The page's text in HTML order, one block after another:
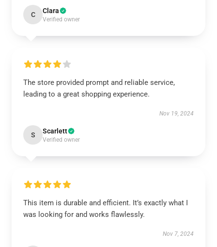
C Clara
Verified owner
The store provided prompt and reliable service,
leading to a great shopping experience.
Nov 19, 2024
S Scarlett
Verified owner
This item is durable and efficient. It’s exactly what I
was looking for and works flawlessly.
Nov 7, 2024